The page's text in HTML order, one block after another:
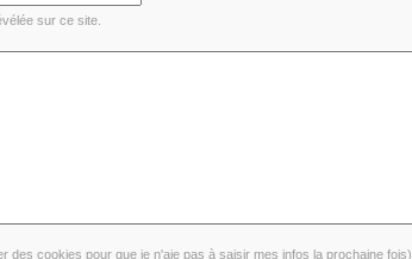
sur ce site.
des cookies pour que je n'aie pas à saisir mes infos la prochaine fois)